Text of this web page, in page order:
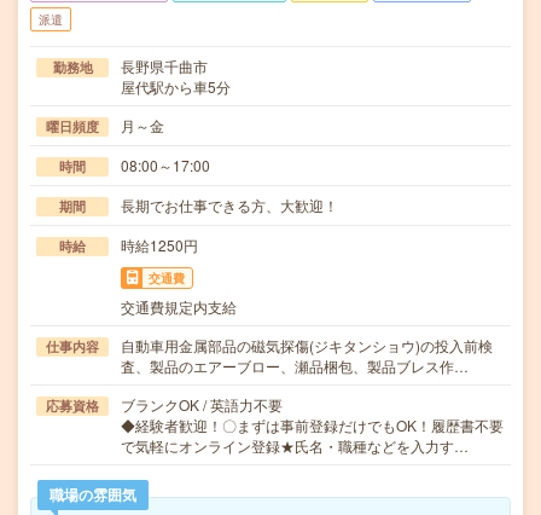
派遣
勤務地
長野県千曲市
屋代駅から車5分
曜日頻度 月～金
時間 08:00～17:00
期間 長期でお仕事できる方、大歓迎！
時給 時給1250円
交通費
交通費規定内支給
仕事内容
自動車用金属部品の磁気探傷(ジキタンショウ)の投入前検
査、製品のエアーブロー、瀬品梱包、製品ブレス作…
応募資格
ブランクOK / 英語力不要
◆経験者歓迎！〇まずは事前登録だけでもOK！履歴書不要
で気軽にオンライン登録★氏名・職種などを入力す…
職場の雰囲気